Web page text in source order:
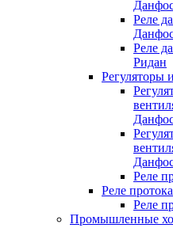
Реле
Реле
Ридан
Регуляторы
Реле
Реле протока
Реле
Промышленные